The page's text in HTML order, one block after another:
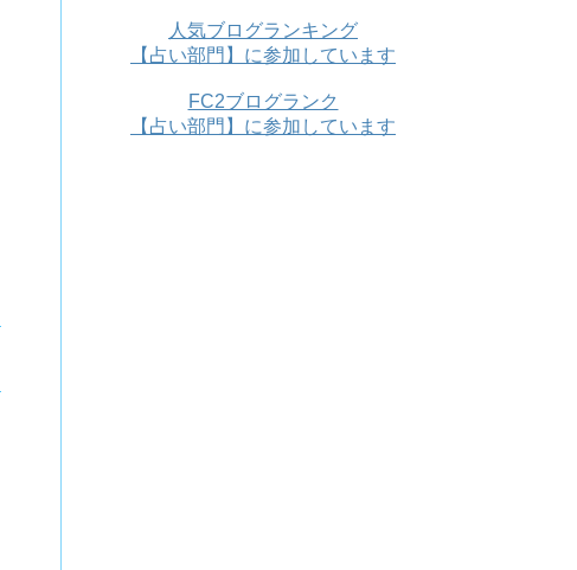
人気ブログランキング
【占い部門】に参加しています
FC2ブログランク
【占い部門】に参加しています